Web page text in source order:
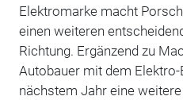
Elektromarke macht
einen weiteren
Richtung. Ergänzend zu
Autobauer mit dem
nächstem Jahr eine